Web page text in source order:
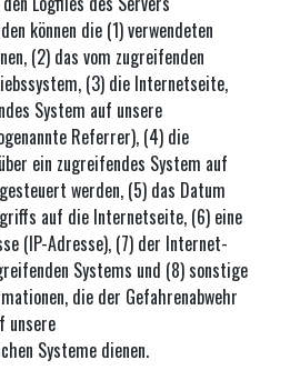
können die (1) verwendeten
(2) das vom zugreifenden
(3) die Internetseite,
System auf unsere
Referrer), (4) die
ein zugreifendes System auf
werden, (5) das Datum
auf die Internetseite, (6) eine
(IP-Adresse), (7) der Internet-
Systems und (8) sonstige
die der Gefahrenabwehr
unsere
Systeme dienen.